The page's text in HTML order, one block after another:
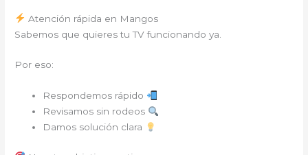
Atención rápida en Mangos
Sabemos que quieres tu TV funcionando ya.
Por eso:
Respondemos rápido
Revisamos sin rodeos
Damos solución clara